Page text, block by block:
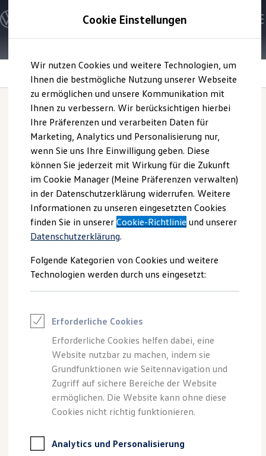
Hauptinhalt
springen
Footer
springen
Modelle und Konfigurator
Konfigurator
Modelle vergleichen
Elektroautos
ENERGY Sondermodelle
Nutzfahrzeuge
SUV und CUV
Familienautos
Kombis
Kompaktwagen
Sportwagen
Schnell verfügbare Fahrzeuge
Angebote und Produkte
Aktuelle Angebote
E-Auto-Förderung
Volkswagen Marktplatz
Die ENERGY Sondermodelle
Junge Gebrauchtwagen und Gebrauchtwagen
Volkswagen Zertifizierte Gebrauchtwagen
Elektromobilität bei Gebrauchtwagen
Saisonangebote
Reifenpakete
Leasing
Leasing-Angebote
Elektroauto Leasing
Kleinwagen-Leasing
Leasing ohne Anzahlung
Finanzierung
Autokredit mit Schlussrate
Versicherungen und Garantien
Kfz-Versicherung
Restschuldversicherungen
Garantien
Professional Class bei Volkswagen
Fahrzeugservice
In-Car App
Fahrzeugservice 1
Die In-Car App Fahrzeugservice unterstützt Sie dabei,
Wartungen, Inspektionsintervalle sowie
Fahrzeugzustand im Blick zu behalten und
Servicetermine bequem aus dem Auto heraus zu
vereinbaren.
Vorteile
Funktionen
Mehr zu Funktionen
Funktionsweise undFAQ
Cookie Einstellungen
Wir nutzen Cookies und weitere Technologien, um
Ihnen die bestmögliche Nutzung unserer Webseite
zu ermöglichen und unsere Kommunikation mit
Ihnen zu verbessern. Wir berücksichtigen hierbei
Ihre Präferenzen und verarbeiten Daten für
Marketing, Analytics und Personalisierung nur,
wenn Sie uns Ihre Einwilligung geben. Diese
können Sie jederzeit mit Wirkung für die Zukunft
im Cookie Manager (Meine Präferenzen verwalten)
in der Datenschutzerklärung widerrufen. Weitere
Informationen zu unseren eingesetzten Cookies
finden Sie in unsererCookie-Richtlinie und unserer
Datenschutzerklärung.
Folgende Kategorien von Cookies und weitere
Technologien werden durch uns eingesetzt:
Erforderliche Cookies
Erforderliche Cookies helfen dabei, eine
Website nutzbar zu machen, indem sie
Grundfunktionen wie Seitennavigation und
Zugriff auf sichere Bereiche der Website
ermöglichen. Die Website kann ohne diese
Cookies nicht richtig funktionieren.
Analytics und Personalisierung